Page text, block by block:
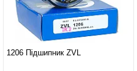
1206 Підшипник ZVL